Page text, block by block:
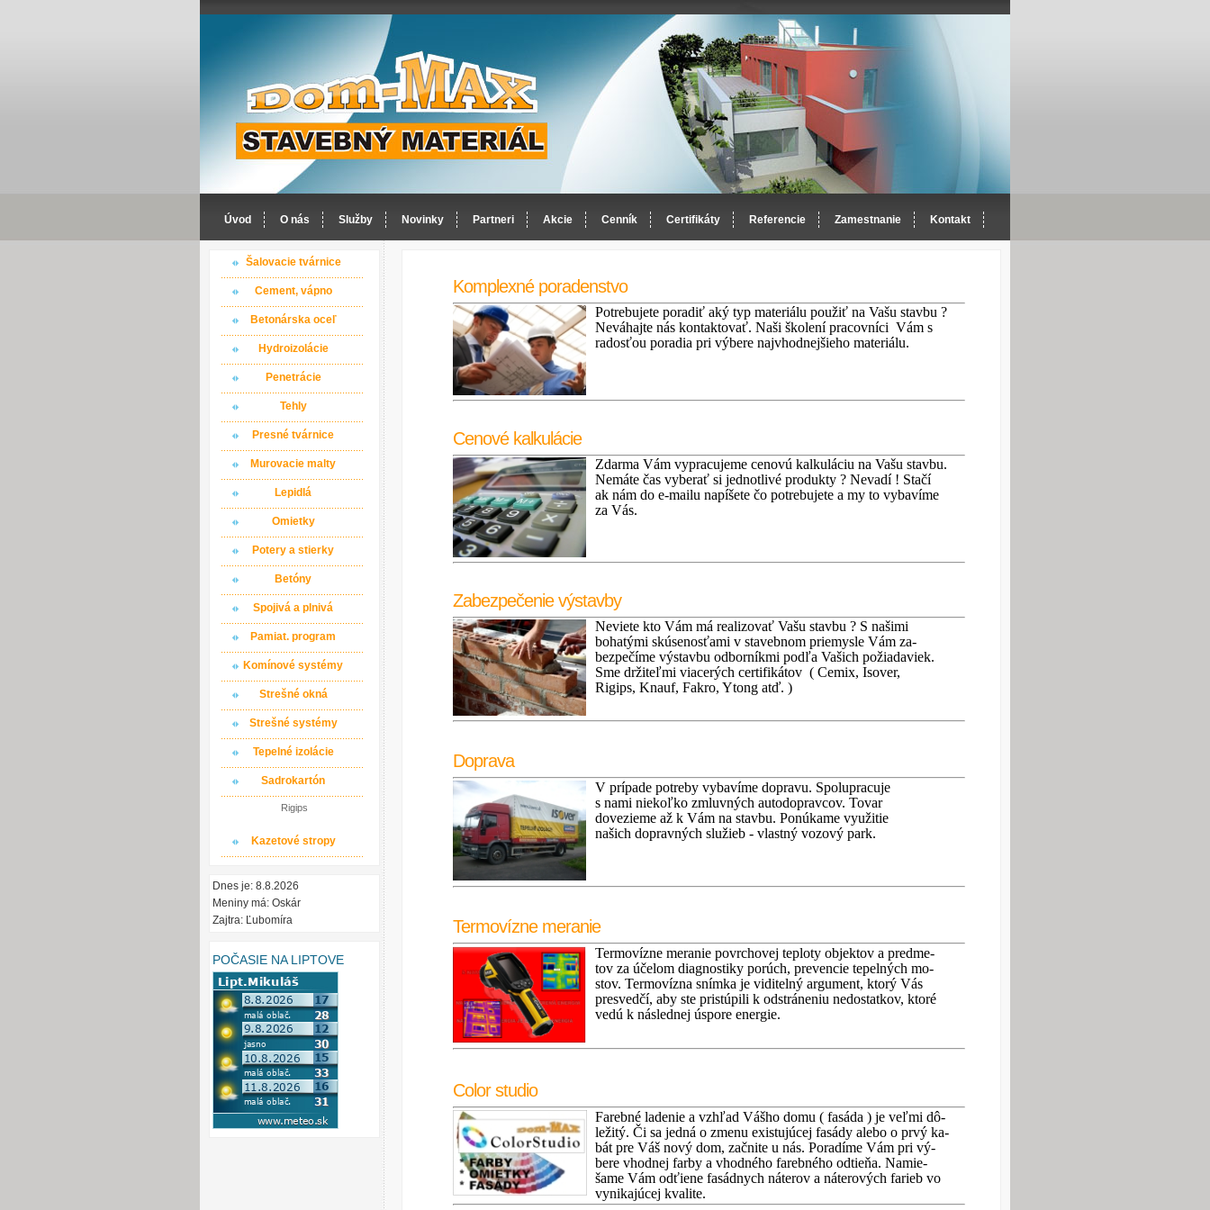
Úvod O nás Služby Novinky Partneri Akcie Cenník Certifikáty Referencie Zamestnanie Kontakt
Šalovacie tvárnice
Cement, vápno
Betonárska oceľ
Hydroizolácie
Penetrácie
Tehly
Presné tvárnice
Murovacie malty
Lepidlá
Omietky
Potery a stierky
Betóny
Spojivá a plnivá
Pamiat. program
Komínové systémy
Strešné okná
Strešné systémy
Tepelné izolácie
Sadrokartón
Rigips
Kazetové stropy
Dnes je: 8.8.2026
Meniny má: Oskár
Zajtra: Ľubomíra
POČASIE NA LIPTOVE
Komplexné poradenstvo
Potrebujete poradiť aký typ materiálu použiť na Vašu stavbu ?
Neváhajte nás kontaktovať. Naši školení pracovníci Vám s
radosťou poradia pri výbere najvhodnejšieho materiálu.
Cenové kalkulácie
Zdarma Vám vypracujeme cenovú kalkuláciu na Vašu stavbu.
Nemáte čas vyberať si jednotlivé produkty ? Nevadí ! Stačí
ak nám do e-mailu napíšete čo potrebujete a my to vybavíme
za Vás.
Zabezpečenie výstavby
Neviete kto Vám má realizovať Vašu stavbu ? S našimi
bohatými skúsenosťami v stavebnom priemysle Vám za-
bezpečíme výstavbu odborníkmi podľa Vašich požiadaviek.
Sme držiteľmi viacerých certifikátov ( Cemix, Isover,
Rigips, Knauf, Fakro, Ytong atď. )
Doprava
V prípade potreby vybavíme dopravu. Spolupracuje
s nami niekoľko zmluvných autodopravcov. Tovar
dovezieme až k Vám na stavbu. Ponúkame využitie
našich dopravných služieb - vlastný vozový park.
Termovízne meranie
Termovízne meranie povrchovej teploty objektov a predme-
tov za účelom diagnostiky porúch, prevencie tepelných mo-
stov. Termovízna snímka je viditelný argument, ktorý Vás
presvedčí, aby ste pristúpili k odstráneniu nedostatkov, ktoré
vedú k následnej úspore energie.
Color studio
Farebné ladenie a vzhľad Vášho domu ( fasáda ) je veľmi dô-
ležitý. Či sa jedná o zmenu existujúcej fasády alebo o prvý ka-
bát pre Váš nový dom, začnite u nás. Poradíme Vám pri vý-
bere vhodnej farby a vhodného farebného odtieňa. Namie-
šame Vám odťiene fasádnych náterov a náterových farieb vo
vynikajúcej kvalite.